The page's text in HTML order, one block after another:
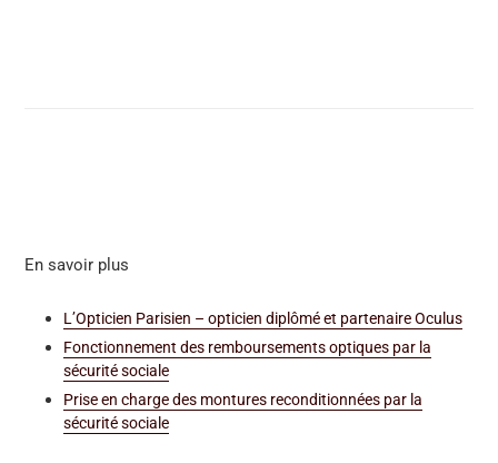
En savoir plus
L’Opticien Parisien – opticien diplômé et partenaire Oculus
Fonctionnement des remboursements optiques par la
sécurité sociale
Prise en charge des montures reconditionnées par la
sécurité sociale